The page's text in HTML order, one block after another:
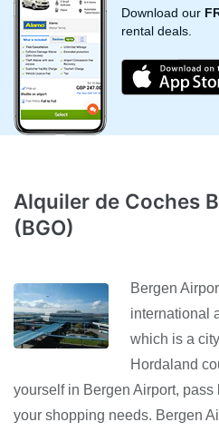
Download our
rental deals.
Alquiler de Coches
(BGO)
Bergen
international
which is a
Hordaland
yourself in Bergen Airport, pass
your shopping needs. Bergen